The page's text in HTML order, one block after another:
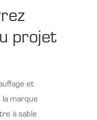
projet
et
marque
à sable